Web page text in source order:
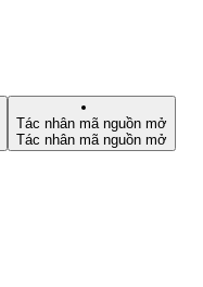
Tác nhân mã nguồn mở
Tác nhân mã nguồn mở